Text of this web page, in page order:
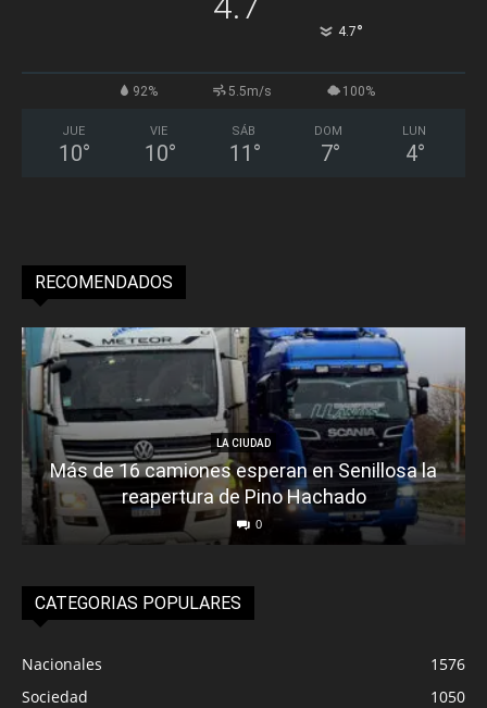
4.7°
92% 5.5m/s 100%
JUE
10°
VIE
10°
SÁB
11 °
DOM
7°
LUN
4°
RECOMENDADOS
LA CIUDAD
Más de 16 camiones esperan en Senillosa la
reapertura de Pino Hachado
0
CATEGORIAS POPULARES
Nacionales
1576
Sociedad
1050